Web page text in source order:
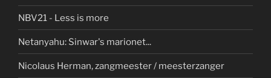
NBV21 - Less is more
Netanyahu: Sinwar's marionet...
Nicolaus Herman, zangmeester / meesterzanger